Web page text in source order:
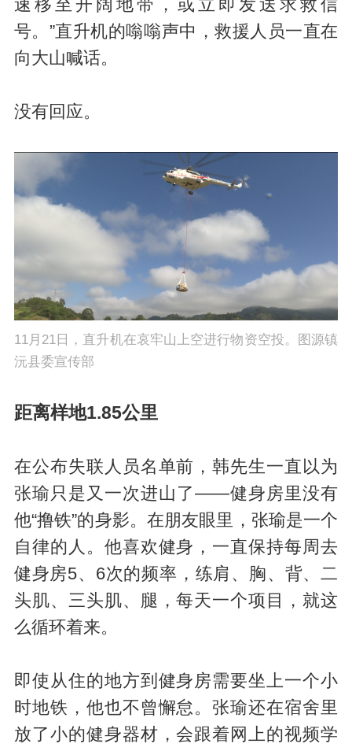
速移至开阔地带，或立即发送求救信
号。”直升机的嗡嗡声中，救援人员一直在
向大山喊话。
没有回应。
11月21日，直升机在哀牢山上空进行物资空投。图源镇
沅县委宣传部
距离样地1.85公里
在公布失联人员名单前，韩先生一直以为
张瑜只是又一次进山了——健身房里没有
他“撸铁”的身影。在朋友眼里，张瑜是一个
自律的人。他喜欢健身，一直保持每周去
健身房5、6次的频率，练肩、胸、背、二
头肌、三头肌、腿，每天一个项目，就这
么循环着来。
即使从住的地方到健身房需要坐上一个小
时地铁，他也不曾懈怠。张瑜还在宿舍里
放了小的健身器材，会跟着网上的视频学